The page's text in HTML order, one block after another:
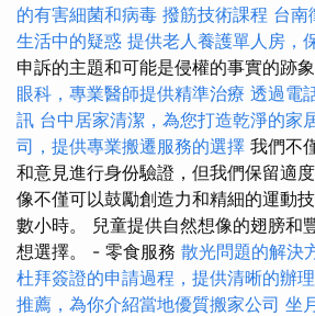
的有害細菌和病毒 撥筋技術課程 台南
生活中的疑惑 提供老人養護單人房，
申訴的主題和可能是侵權的事實的跡象
眼科，專業醫師提供精準治療 透過電
訊 台中居家清潔，為您打造乾淨的家
司，提供專業搬遷服務的選擇 我們不
和意見進行身份驗證，但我們保留適
像不僅可以鼓勵創造力和精細的運動
數小時。 兒童提供自然想像的翅膀和
想選擇。 - 零食服務 散光問題的解決
杜拜簽證的申請過程，提供清晰的辦
推薦，為你介紹當地優質搬家公司 坐